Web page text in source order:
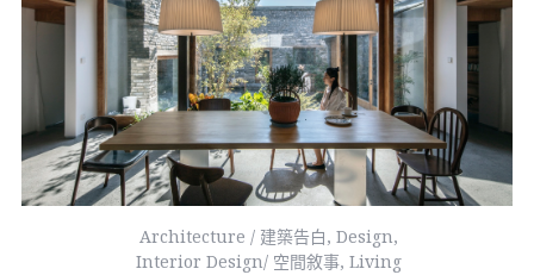
Architecture / 建築告白, Design,
Interior Design/ 空間敘事, Living